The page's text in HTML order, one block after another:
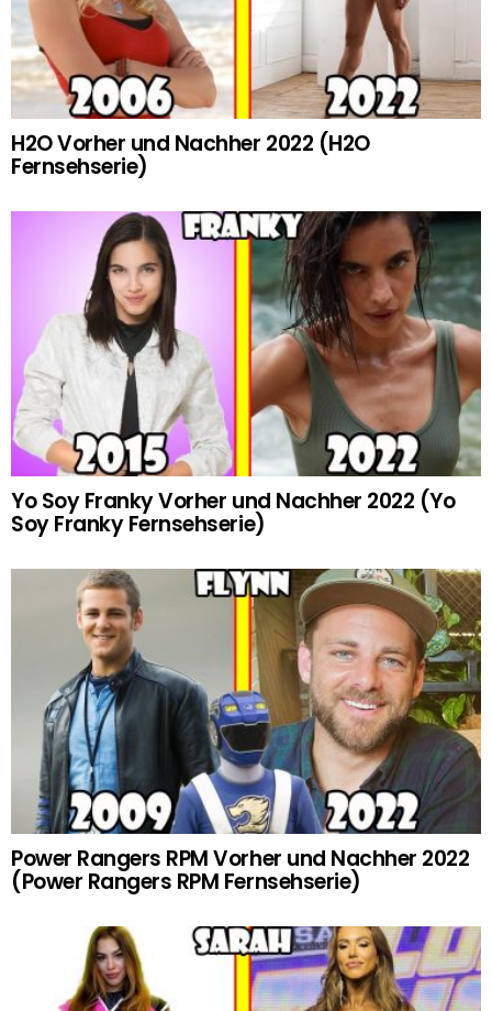
H2O Vorher und Nachher 2022 (H2O
Fernsehserie)
Yo Soy Franky Vorher und Nachher 2022 (Yo
Soy Franky Fernsehserie)
Power Rangers RPM Vorher und Nachher 2022
(Power Rangers RPM Fernsehserie)